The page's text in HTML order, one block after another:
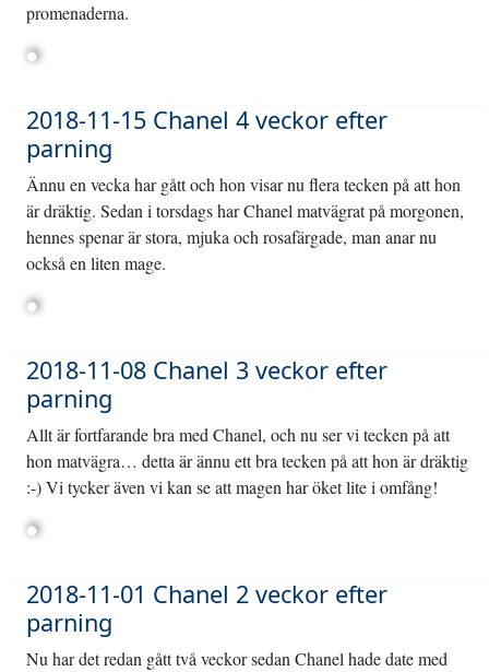
promenaderna.
2018-11-15 Chanel 4 veckor efter
parning
Ännu en vecka har gått och hon visar nu flera tecken på att hon
är dräktig. Sedan i torsdags har Chanel matvägrat på morgonen,
hennes spenar är stora, mjuka och rosafärgade, man anar nu
också en liten mage.
2018-11-08 Chanel 3 veckor efter
parning
Allt är fortfarande bra med Chanel, och nu ser vi tecken på att
hon matvägra… detta är ännu ett bra tecken på att hon är dräktig
:-) Vi tycker även vi kan se att magen har öket lite i omfång!
2018-11-01 Chanel 2 veckor efter
parning
Nu har det redan gått två veckor sedan Chanel hade date med